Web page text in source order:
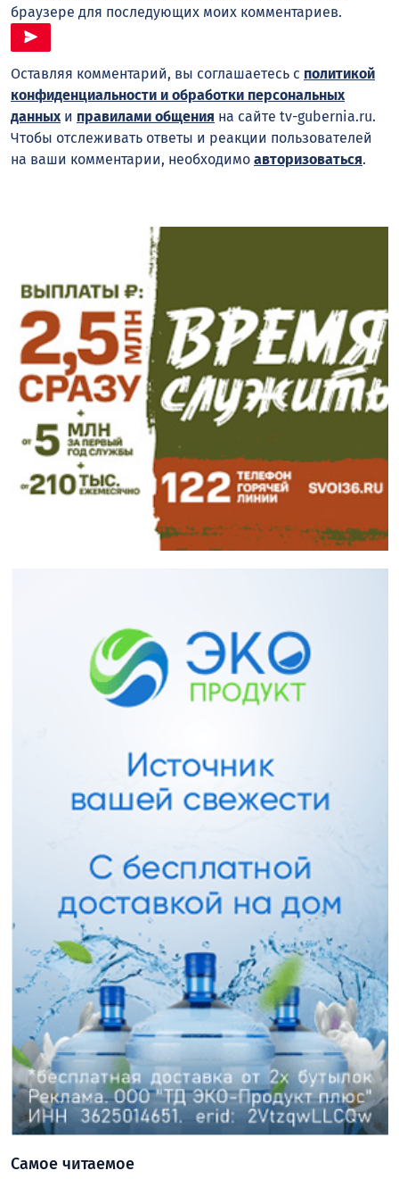
браузере для последующих моих комментариев.
Оставляя комментарий, вы соглашаетесь с политикой
конфиденциальности и обработки персональных
данных и правилами общения на сайте tv-gubernia.ru.
Чтобы отслеживать ответы и реакции пользователей
на ваши комментарии, необходимо авторизоваться.
Самое читаемое